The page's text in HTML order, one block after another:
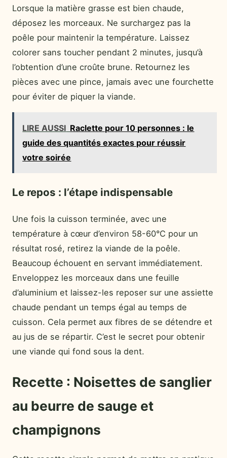
Lorsque la matière grasse est bien chaude,
déposez les morceaux. Ne surchargez pas la
poêle pour maintenir la température. Laissez
colorer sans toucher pendant 2 minutes, jusqu’à
l’obtention d’une croûte brune. Retournez les
pièces avec une pince, jamais avec une fourchette
pour éviter de piquer la viande.
LIRE AUSSI Raclette pour 10 personnes : le
guide des quantités exactes pour réussir
votre soirée
Le repos : l’étape indispensable
Une fois la cuisson terminée, avec une
température à cœur d’environ 58-60°C pour un
résultat rosé, retirez la viande de la poêle.
Beaucoup échouent en servant immédiatement.
Enveloppez les morceaux dans une feuille
d’aluminium et laissez-les reposer sur une assiette
chaude pendant un temps égal au temps de
cuisson. Cela permet aux fibres de se détendre et
au jus de se répartir. C’est le secret pour obtenir
une viande qui fond sous la dent.
Recette : Noisettes de sanglier
au beurre de sauge et
champignons